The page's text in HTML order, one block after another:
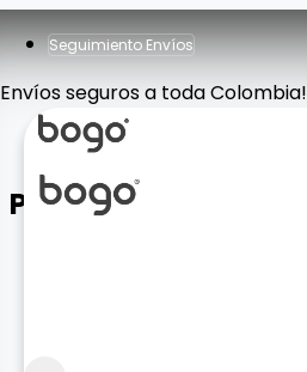
Seguimiento Envíos
Envíos seguros a toda Colombia!
PARLANTE T6 MINI